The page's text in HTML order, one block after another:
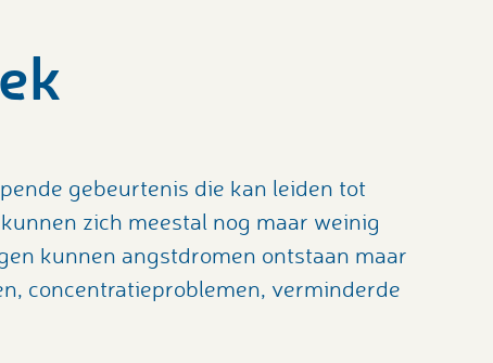
gebeurtenis die kan leiden tot
zich meestal nog maar weinig
kunnen angstdromen ontstaan maar
concentratieproblemen, verminderde